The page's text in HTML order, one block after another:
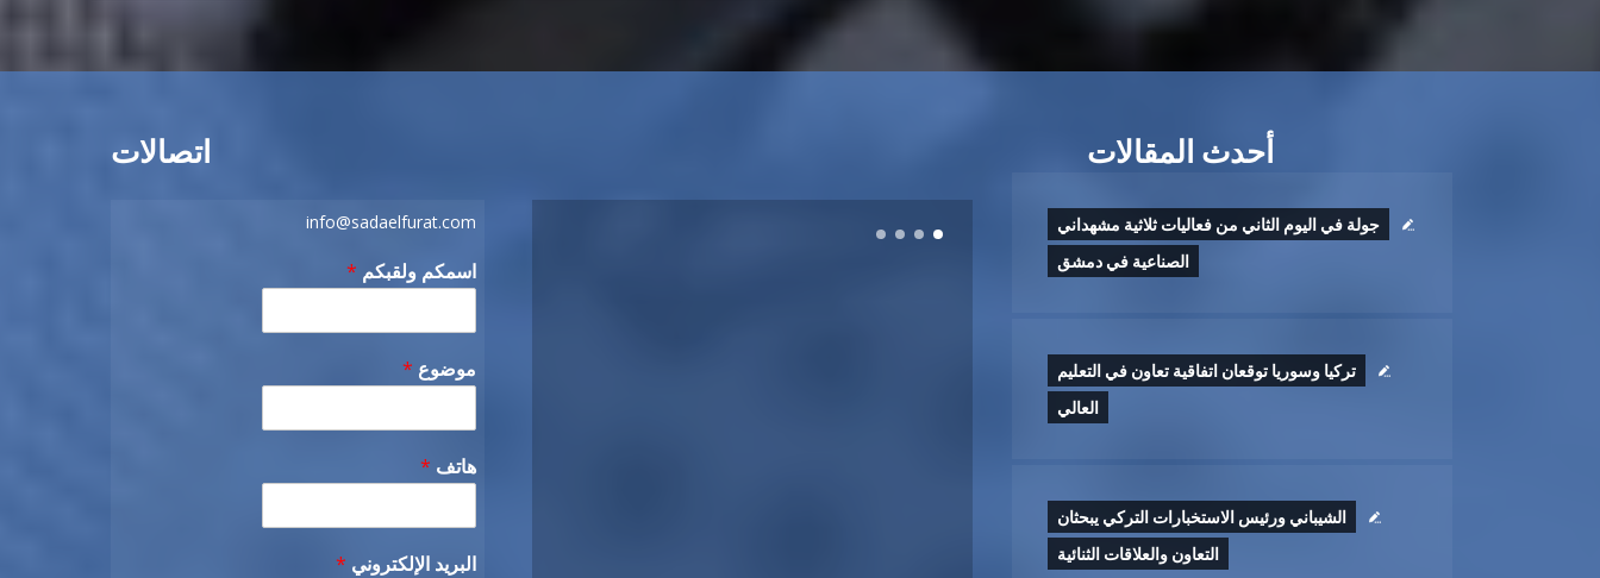
اتصالات
info@sadaelfurat.com
اسمكم ولقبكم *
موضوع *
هاتف *
البريد الإلكتروني *
أحدث المقالات
جولة في اليوم الثاني من فعاليات ثلاثية مشهداني
الصناعية في دمشق
تركيا وسوريا توقعان اتفاقية تعاون في التعليم
العالي
الشيباني ورئيس الاستخبارات التركي يبحثان
التعاون والعلاقات الثنائية